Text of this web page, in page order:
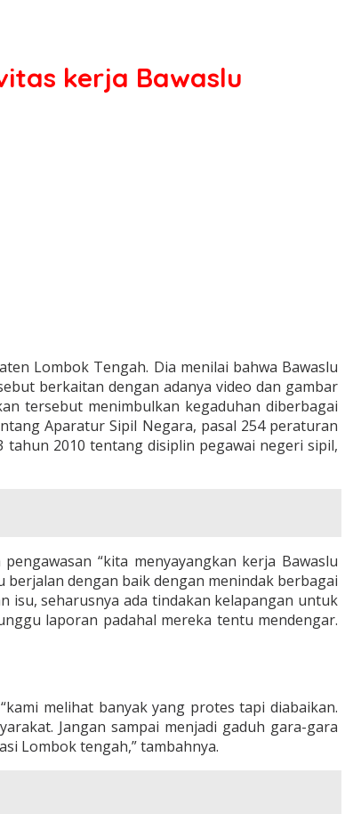
kerja Bawaslu
Lombok Tengah. Dia menilai bahwa Bawaslu
berkaitan dengan adanya video dan gambar
tersebut menimbulkan kegaduhan diberbagai
Aparatur Sipil Negara, pasal 254 peraturan
2010 tentang disiplin pegawai negeri sipil,
“kita menyayangkan kerja Bawaslu
dengan baik dengan menindak berbagai
isu, seharusnya ada tindakan kelapangan untuk
laporan padahal mereka tentu mendengar.
melihat banyak yang protes tapi diabaikan.
Jangan sampai menjadi gaduh gara-gara
Lombok tengah,” tambahnya.